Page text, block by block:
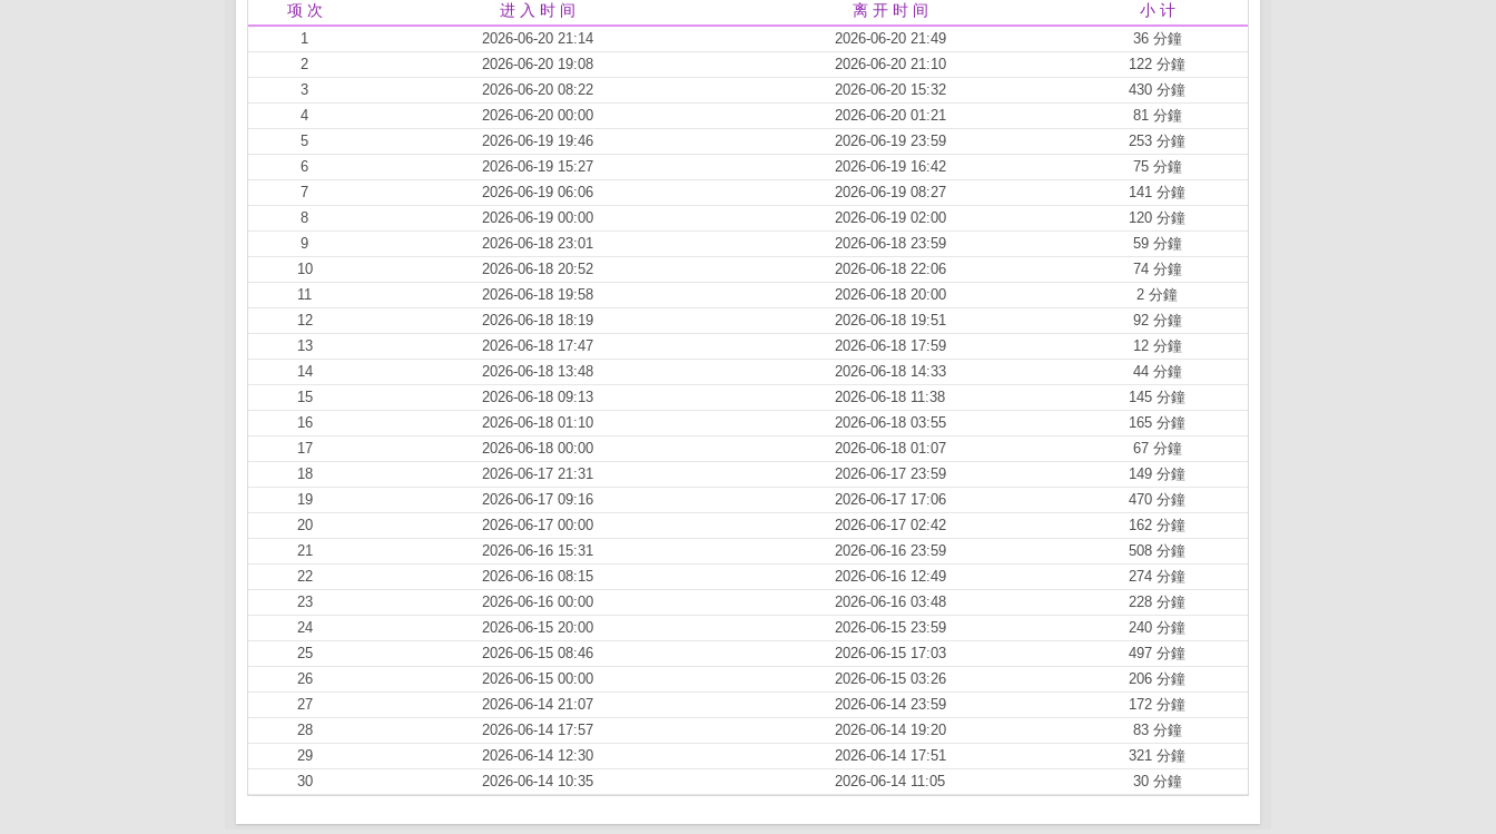
项 次 进 入 时 间 离 开 时 间 小 计
1 2026-06-20 21:14 2026-06-20 21:49
36 分鐘
2
2026-06-20 19:08 2026-06-20 21:10
122 分鐘
3
2026-06-20 08:22 2026-06-20 15:32
430 分鐘
4
2026-06-20 00:00 2026-06-20 01:21
81 分鐘
5
2026-06-19 19:46 2026-06-19 23:59
253 分鐘
6
2026-06-19 15:27 2026-06-19 16:42
75 分鐘
7
2026-06-19 06:06 2026-06-19 08:27
141 分鐘
8
2026-06-19 00:00 2026-06-19 02:00
120 分鐘
9
2026-06-18 23:01 2026-06-18 23:59
59 分鐘
10
2026-06-18 20:52 2026-06-18 22:06
74 分鐘
11
2026-06-18 19:58 2026-06-18 20:00
2 分鐘
12
2026-06-18 18:19 2026-06-18 19:51
92 分鐘
13
2026-06-18 17:47 2026-06-18 17:59
12 分鐘
14
2026-06-18 13:48 2026-06-18 14:33
44 分鐘
15
2026-06-18 09:13 2026-06-18 11:38
145 分鐘
16
2026-06-18 01:10 2026-06-18 03:55
165 分鐘
17
2026-06-18 00:00 2026-06-18 01:07
67 分鐘
18
2026-06-17 21:31 2026-06-17 23:59
149 分鐘
19
2026-06-17 09:16 2026-06-17 17:06
470 分鐘
20
2026-06-17 00:00 2026-06-17 02:42
162 分鐘
21
2026-06-16 15:31 2026-06-16 23:59
508 分鐘
22
2026-06-16 08:15 2026-06-16 12:49
274 分鐘
23
2026-06-16 00:00 2026-06-16 03:48
228 分鐘
24
2026-06-15 20:00 2026-06-15 23:59
240 分鐘
25
2026-06-15 08:46 2026-06-15 17:03
497 分鐘
26
2026-06-15 00:00 2026-06-15 03:26
206 分鐘
27
2026-06-14 21:07 2026-06-14 23:59
172 分鐘
28
2026-06-14 17:57 2026-06-14 19:20
83 分鐘
29
2026-06-14 12:30 2026-06-14 17:51
321 分鐘
30
2026-06-14 10:35 2026-06-14 11:05 30 分鐘